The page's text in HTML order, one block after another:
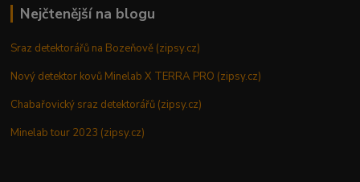
Nejčtenější na blogu
Sraz detektorářů na Bozeňově (zipsy.cz)
Nový detektor kovů Minelab X TERRA PRO (zipsy.cz)
Chabařovický sraz detektorářů (zipsy.cz)
Minelab tour 2023 (zipsy.cz)